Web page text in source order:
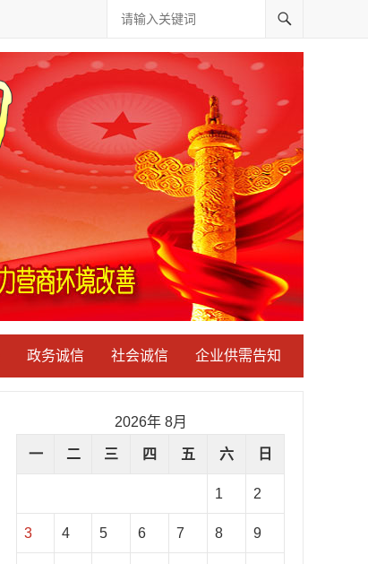
政务诚信 社会诚信 企业供需告知
2026年 8月
一 二 三 四 五 六 日
1 2
3 4 5 6 7 8 9